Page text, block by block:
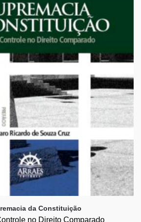
da Constituição
no Direito Comparado